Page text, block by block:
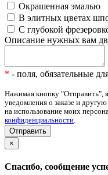
Окрашенная эмалью
В элитных цветах
С глубокой
Описание нужных вам
* - поля, обязательные
Нажимая кнопку "Отправить",
уведомления о заказе и
на использование моих
конфиденциальности
×
Спасибо, сообщение